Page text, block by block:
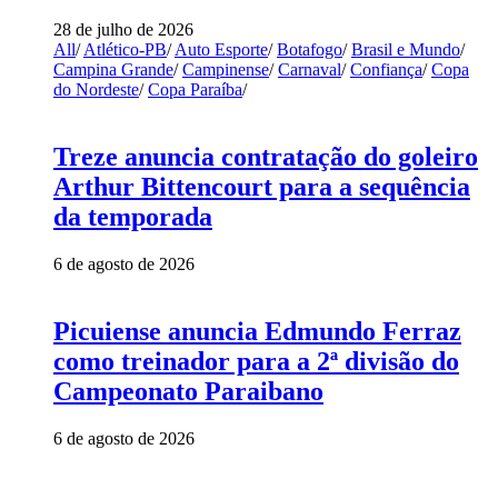
28 de julho de 2026
All/ Atlético-PB/ Auto Esporte/ Botafogo/ Brasil e Mundo/
Campina Grande/ Campinense/ Carnaval/ Confiança/ Copa
do Nordeste/ Copa Paraíba/
Treze anuncia contratação do goleiro
Arthur Bittencourt para a sequência
da temporada
6 de agosto de 2026
Picuiense anuncia Edmundo Ferraz
como treinador para a 2ª divisão do
Campeonato Paraibano
6 de agosto de 2026